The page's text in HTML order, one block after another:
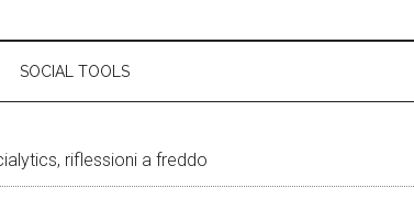
SOCIAL TOOLS
riflessioni a freddo